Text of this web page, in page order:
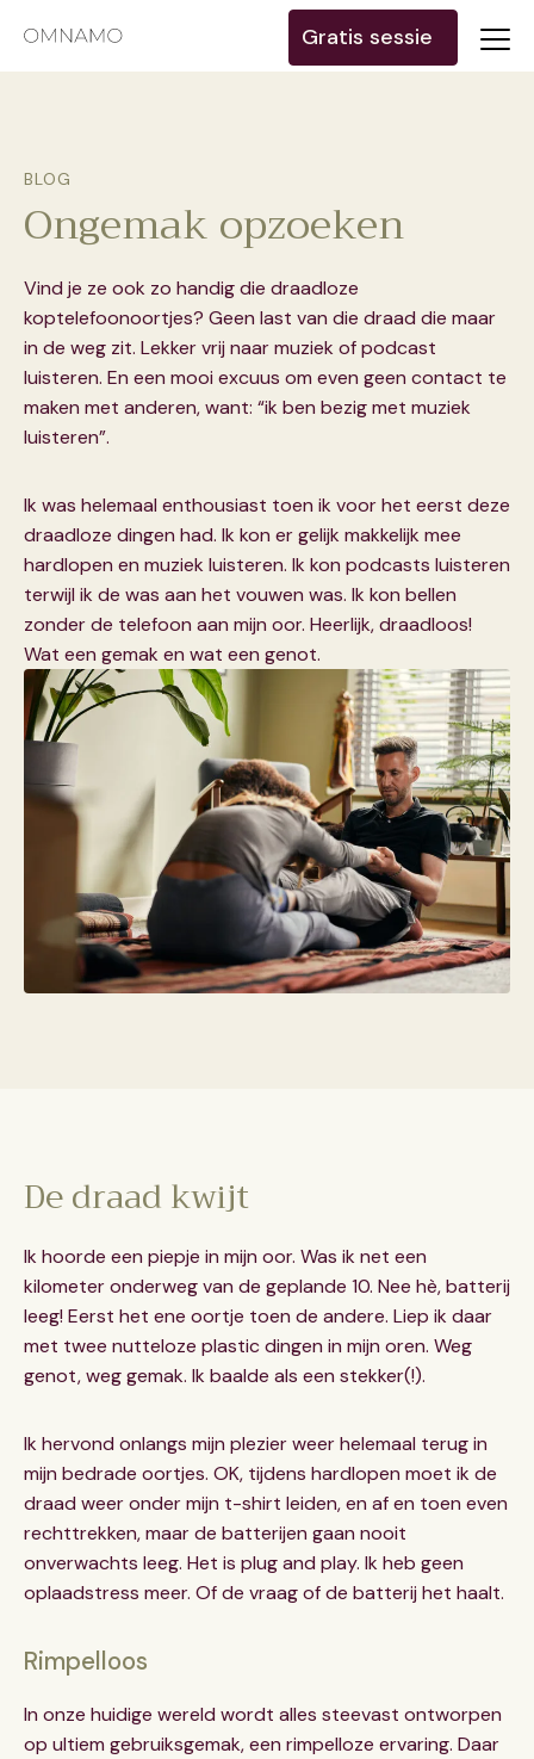
Gratis sessie
BLOG
Ongemak opzoeken
Vind je ze ook zo handig die draadloze
koptelefoonoortjes? Geen last van die draad die maar
in de weg zit. Lekker vrij naar muziek of podcast
luisteren. En een mooi excuus om even geen contact te
maken met anderen, want: “ik ben bezig met muziek
luisteren”.
Ik was helemaal enthousiast toen ik voor het eerst deze
draadloze dingen had. Ik kon er gelijk makkelijk mee
hardlopen en muziek luisteren. Ik kon podcasts luisteren
terwijl ik de was aan het vouwen was. Ik kon bellen
zonder de telefoon aan mijn oor. Heerlijk, draadloos!
Wat een gemak en wat een genot.
De draad kwijt
Ik hoorde een piepje in mijn oor. Was ik net een
kilometer onderweg van de geplande 10. Nee hè, batterij
leeg! Eerst het ene oortje toen de andere. Liep ik daar
met twee nutteloze plastic dingen in mijn oren. Weg
genot, weg gemak. Ik baalde als een stekker(!).
Ik hervond onlangs mijn plezier weer helemaal terug in
mijn bedrade oortjes. OK, tijdens hardlopen moet ik de
draad weer onder mijn t-shirt leiden, en af en toen even
rechttrekken, maar de batterijen gaan nooit
onverwachts leeg. Het is plug and play. Ik heb geen
oplaadstress meer. Of de vraag of de batterij het haalt.
Rimpelloos
In onze huidige wereld wordt alles steevast ontworpen
op ultiem gebruiksgemak, een rimpelloze ervaring. Daar